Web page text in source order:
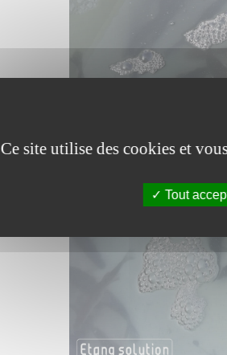
Ce site utilise des cookies et
Tout